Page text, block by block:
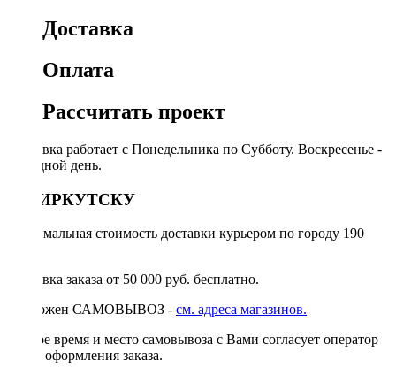
Доставка
Оплата
Рассчитать проект
Доставка работает с Понедельника по Субботу. Воскресенье -
выходной день.
ПО ИРКУТСКУ
Минимальная стоимость доставки курьером по городу 190
Доставка заказа от 50 000 руб. бесплатно.
Возможен САМОВЫВОЗ - см. адреса магазинов.
Точное время и место самовывоза с Вами согласует оператор
после оформления заказа.